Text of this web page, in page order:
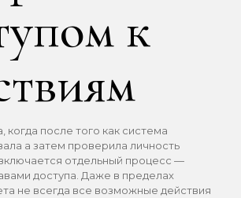
к
после того как система
а затем проверила личность
отдельный процесс —
доступа. Даже в пределах
не всегда все возможные действия